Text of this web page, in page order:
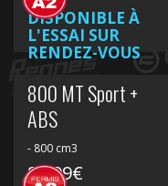
DISPONIBLE À
L'ESSAI SUR
RENDEZ-VOUS
800 MT Sport +
ABS
- 800 cm3
8 999€